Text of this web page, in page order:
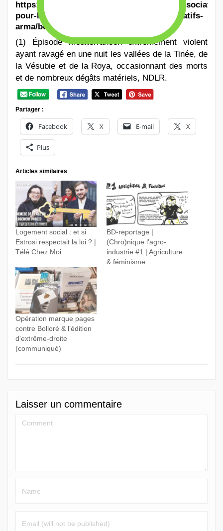
https://www.helloasso.com/associations/
pour-la-reconnaissance-des-medias-alternatifs-
arma/boutiques/abonnement-a-mouais
(1) Épisode méditerranéen extrêmement violent
ayant ravagé en une nuit les vallées de la Tinée, de
la Vésubie et de la Roya, occasionnant des morts
et de nombreux dégâts matériels, NDLR.
Partager :
Facebook X E-mail X
Plus
Articles similaires
Logement social : et si
Estrosi respectait la loi ? |
Télé Chez Moi
BD-reportage |
(Chro)nique l’agro-
industrie #1 | Agriculture
& féminisme
Opération marque pages
contre Bolloré & l’édition
d’extrême-droite
(communiqué)
Laisser un commentaire